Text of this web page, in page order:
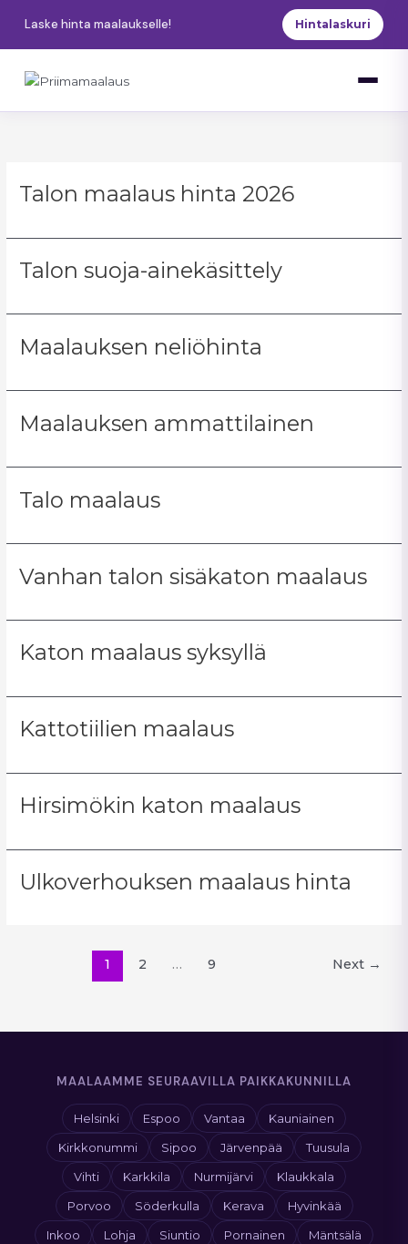
sisältöönLaske hinta maalaukselle! Hintalaskuri
Talon maalaus hinta 2026
Talon suoja-ainekäsittely
Maalauksen neliöhinta
Maalauksen ammattilainen
Talo maalaus
Vanhan talon sisäkaton maalaus
Katon maalaus syksyllä
Kattotiilien maalaus
Hirsimökin katon maalaus
Ulkoverhouksen maalaus hinta
1 2 … 9 Next →
MAALAAMME SEURAAVILLA PAIKKAKUNNILLA
Helsinki Espoo Vantaa
Kauniainen
Kirkkonummi
Sipoo Järvenpää
Tuusula
Vihti
Karkkila Nurmijärvi
Klaukkala
Porvoo
Söderkulla Kerava
Hyvinkää
Inkoo
Lohja Siuntio Pornainen
Mäntsälä